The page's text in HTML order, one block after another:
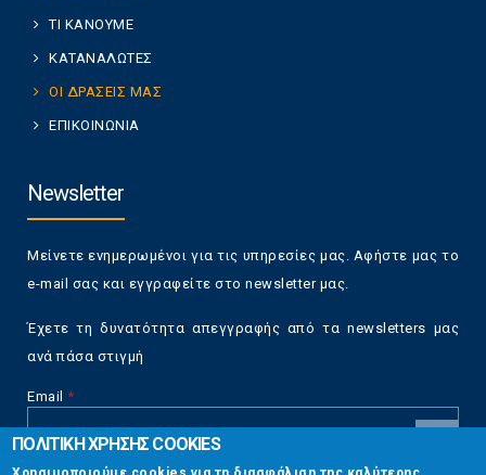
ΤΙ ΚΑΝΟΥΜΕ
ΚΑΤΑΝΑΛΩΤΕΣ
ΟΙ ΔΡΑΣΕΙΣ ΜΑΣ
ΕΠΙΚΟΙΝΩΝΙΑ
Newsletter
Μείνετε ενημερωμένοι για τις υπηρεσίες μας. Αφήστε μας το
e-mail σας και εγγραφείτε στο newsletter μας.
Έχετε τη δυνατότητα απεγγραφής από τα newsletters μας
ανά πάσα στιγμή
Email *
CAPTCHA
ΠΟΛΙΤΙΚΗ ΧΡΗΣΗΣ COOKIES